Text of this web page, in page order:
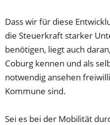
Dass wir für diese
die Steuerkraft starker
benötigen, liegt auch
Coburg kennen und als
notwendig ansehen
Kommune sind.
Sei es bei der Mobilität